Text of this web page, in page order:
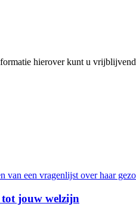
hierover kunt u
tot jouw welzijn